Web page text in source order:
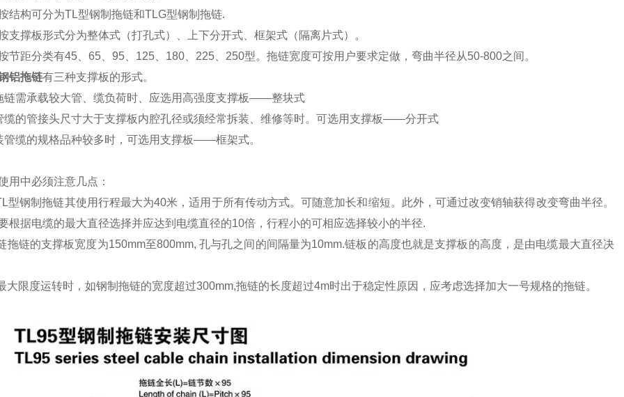
结构可分为TL型钢制拖链和TLG型钢制拖链.
支撑板形式分为整体式（打孔式）、上下分开式、框架式（隔离片式）。
节距分类有45、65、95、125、180、225、250型。拖链宽度可按用户要求定做，弯曲半径从50-800之间。
铝拖链有三种支撑板的形式。
链需承载较大管、缆负荷时、应选用高强度支撑板——整块式
缆的管接头尺寸大于支撑板内腔孔径或须经常拆装、维修等时。可选用支撑板——分开式
管缆的规格品种较多时，可选用支撑板——框架式。
用中必须注意几点：
型钢制拖链其使用行程最大为40米，适用于所有传动方式。可随意加长和缩短。此外，可通过改变销轴获得改变弯曲半径。
根据电缆的最大直径选择并应达到电缆直径的10倍，行程小的可相应选择较小的半径.
拖链的支撑板宽度为150mm至800mm, 孔与孔之间的间隔量为10mm.链板的高度也就是支撑板的高度，是由电缆最大直径决
大限度运转时，如钢制拖链的宽度超过300mm,拖链的长度超过4m时出于稳定性原因，应考虑选择加大一号规格的拖链。